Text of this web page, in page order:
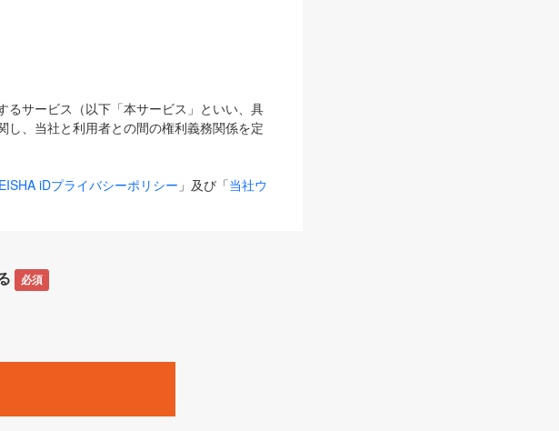
るサービス（以下「本サービス」といい、具
、当社と利用者との間の権利義務関係を定
iDプライバシーポリシー 」及び「当社ウ
が変更された場合、変更後のサービスを含
ャンペーンをいいます。
」「ECzine」「Biz/Zine」「HRzine」
必須